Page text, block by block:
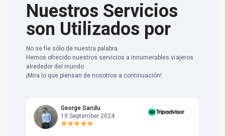
Nuestros Servicios
son Utilizados por
No se fíe sólo de nuestra palabra.
Hemos ofrecido nuestros servicios a innumerables viajeros
alrededor del mundo.
¡Mira lo que piensan de nosotros a continuación!
George Sandu
19 September 2024